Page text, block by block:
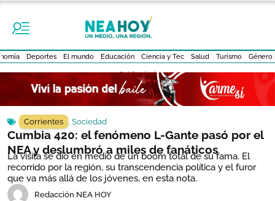
Deportes El mundo Educación Ciencia y Tec Salud Turismo Género
- Publicidad -
Corrientes , Sociedad
Cumbia 420: el fenómeno L-Gante pasó por el
NEA y deslumbró a miles de fanáticos
La visita se dio en medio de un boom total de su fama. El
recorrido por la región, su transcendencia política y el furor
que va más allá de los jóvenes, en esta nota.
Redacción NEA HOY